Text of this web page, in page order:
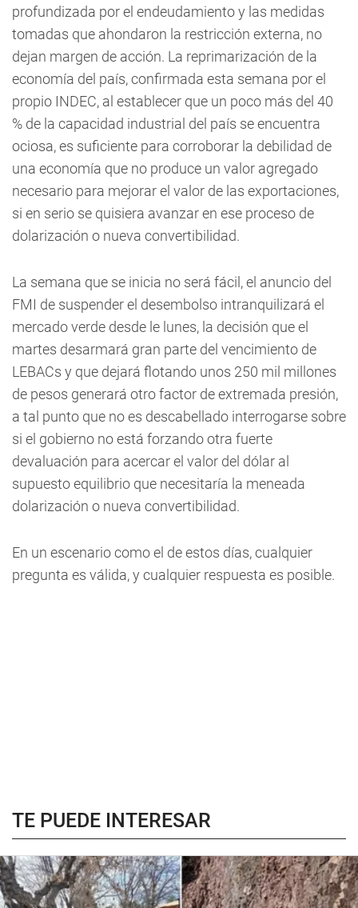
profundizada por el endeudamiento y las medidas
tomadas que ahondaron la restricción externa, no
dejan margen de acción. La reprimarización de la
economía del país, confirmada esta semana por el
propio INDEC, al establecer que un poco más del 40
% de la capacidad industrial del país se encuentra
ociosa, es suficiente para corroborar la debilidad de
una economía que no produce un valor agregado
necesario para mejorar el valor de las exportaciones,
si en serio se quisiera avanzar en ese proceso de
dolarización o nueva convertibilidad.
La semana que se inicia no será fácil, el anuncio del
FMI de suspender el desembolso intranquilizará el
mercado verde desde le lunes, la decisión que el
martes desarmará gran parte del vencimiento de
LEBACs y que dejará flotando unos 250 mil millones
de pesos generará otro factor de extremada presión,
a tal punto que no es descabellado interrogarse sobre
si el gobierno no está forzando otra fuerte
devaluación para acercar el valor del dólar al
supuesto equilibrio que necesitaría la meneada
dolarización o nueva convertibilidad.
En un escenario como el de estos días, cualquier
pregunta es válida, y cualquier respuesta es posible.
TE PUEDE INTERESAR